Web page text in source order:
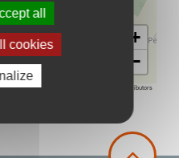
+
−
contributors
all
cookies